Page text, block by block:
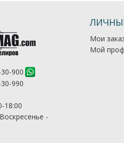
900
990
18:00
-
Мои
Мой